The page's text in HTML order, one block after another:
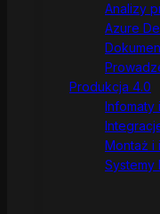
Analizy
Azure
Produkcja 4.0
Infomaty
Montaż i
Systemy